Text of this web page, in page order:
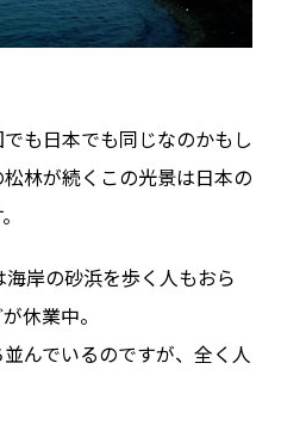
も日本でも同じなのかもし
林が続くこの光景は日本の
岸の砂浜を歩く人もおら
休業中。
んでいるのですが、全く人